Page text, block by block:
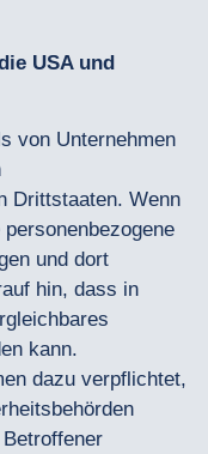
USA und
von Unternehmen
Drittstaaten. Wenn
und dort
hin, dass in
kann.
dazu verpflichtet,